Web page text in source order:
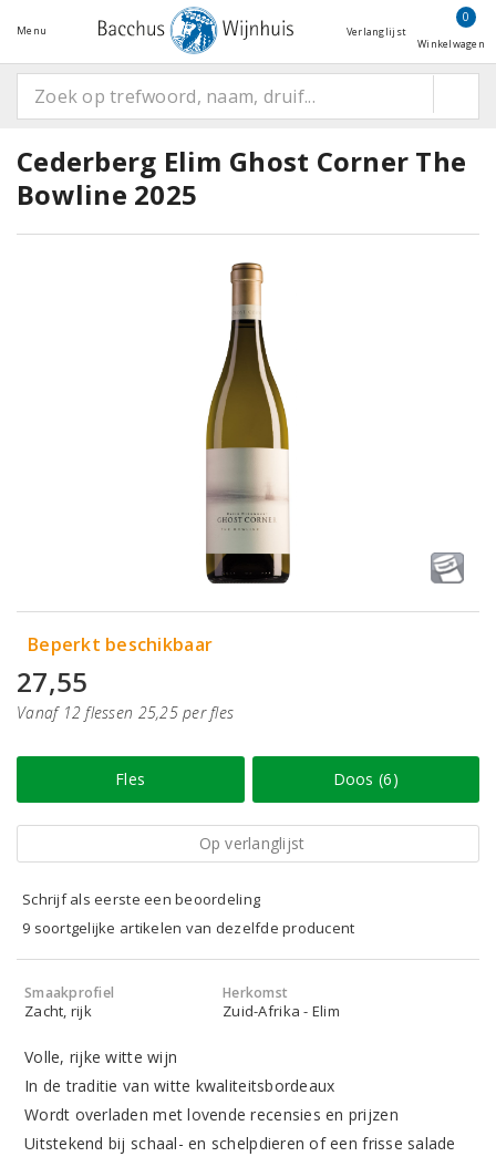
Menu Verlanglijst
0
Winkelwagen
Cederberg Elim Ghost Corner The
Bowline 2025
Beperkt beschikbaar
27,55
Vanaf 12 flessen 25,25 per fles
Fles Doos (6)
Op verlanglijst
Schrijf als eerste een beoordeling
9 soortgelijke artikelen van dezelfde producent
Smaakprofiel
Zacht, rijk
Herkomst
Zuid-Afrika - Elim
Volle, rijke witte wijn
In de traditie van witte kwaliteitsbordeaux
Wordt overladen met lovende recensies en prijzen
Uitstekend bij schaal- en schelpdieren of een frisse salade